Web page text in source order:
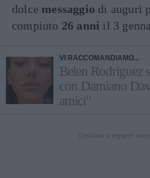
dolce messaggio di auguri
compiuto 26 anni il 3
VI RACCOMANDIAMO...
Belen Rodriguez
con Damiano
amici"